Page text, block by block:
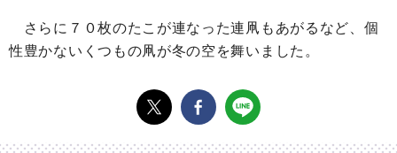
さらに７０枚のたこが連なった連凧もあがるなど、個
性豊かないくつもの凧が冬の空を舞いました。